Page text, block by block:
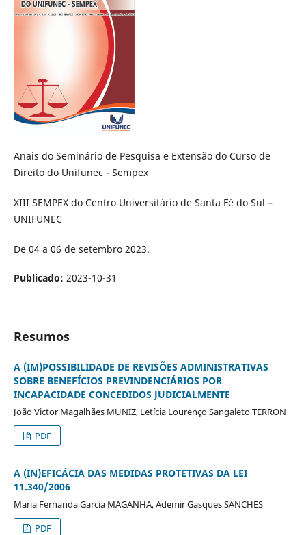
Anais do Seminário de Pesquisa e Extensão do Curso de
Direito do Unifunec - Sempex
XIII SEMPEX do Centro Universitário de Santa Fé do Sul –
UNIFUNEC
De 04 a 06 de setembro 2023.
Publicado: 2023-10-31
Resumos
A (IM)POSSIBILIDADE DE REVISÕES ADMINISTRATIVAS
SOBRE BENEFÍCIOS PREVINDENCIÁRIOS POR
INCAPACIDADE CONCEDIDOS JUDICIALMENTE
João Victor Magalhães MUNIZ, Letícia Lourenço Sangaleto TERRON
PDF
A (IN)EFICÁCIA DAS MEDIDAS PROTETIVAS DA LEI
11.340/2006
Maria Fernanda Garcia MAGANHA, Ademir Gasques SANCHES
PDF